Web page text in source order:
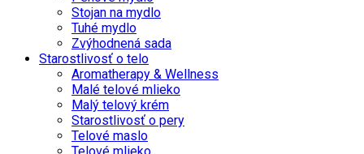
Stojan na mydlo
Tuhé mydlo
Zvýhodnená sada
Starostlivosť o telo
Aromatherapy & Wellness
Malé telové mlieko
Malý telový krém
Starostlivosť o pery
Telové maslo